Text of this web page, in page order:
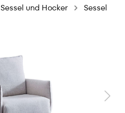
Sessel und Hocker
Sessel